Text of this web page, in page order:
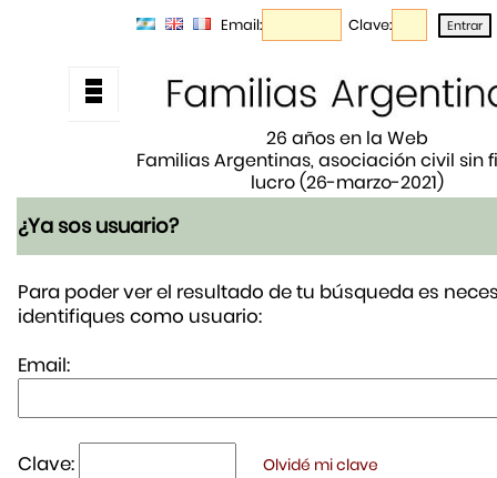
Email: Clave:
26 años en la Web
Familias Argentinas, asociación civil sin
lucro (26-marzo-2021)
¿Ya sos usuario?
Para poder ver el resultado de tu búsqueda es
identifiques como usuario:
Email:
Clave: Olvidé mi clave